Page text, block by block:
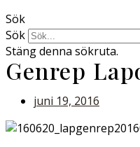
Sök
Sök
Stäng denna sökruta.
Genrep
juni 19, 2016